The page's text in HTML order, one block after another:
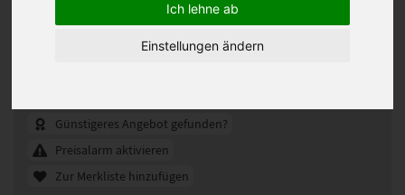
Ich lehne ab
Einstellungen ändern
Gisela Mayer Top Filler Perfection
Mono Echthaar Haarteil 16 x 16 cm
Günstigeres Angebot gefunden?
Preisalarm aktivieren
Zur Merkliste hinzufügen